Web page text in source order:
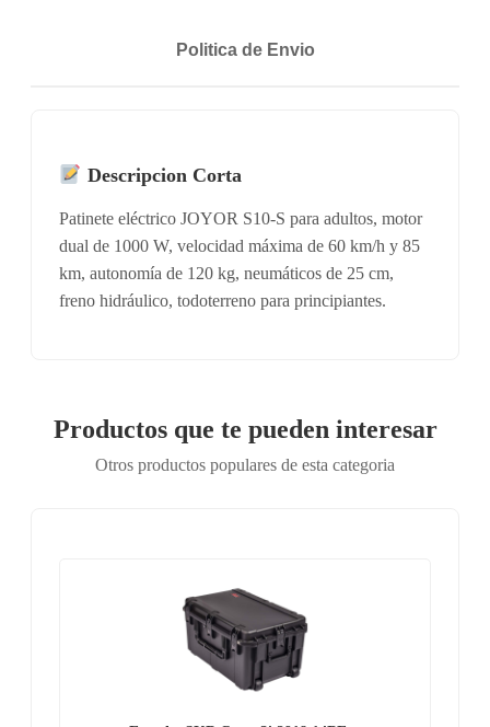
Politica de Envio
Descripcion Corta
Patinete eléctrico JOYOR S10-S para adultos, motor
dual de 1000 W, velocidad máxima de 60 km/h y 85
km, autonomía de 120 kg, neumáticos de 25 cm,
freno hidráulico, todoterreno para principiantes.
Productos que te pueden interesar
Otros productos populares de esta categoria